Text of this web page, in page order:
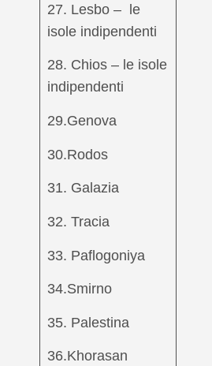
27. Lesbo – le
isole indipendenti
28. Chios – le isole
indipendenti
29.Genova
30.Rodos
31. Galazia
32. Tracia
33. Paflogoniya
34.Smirno
35. Palestina
36.Khorasan